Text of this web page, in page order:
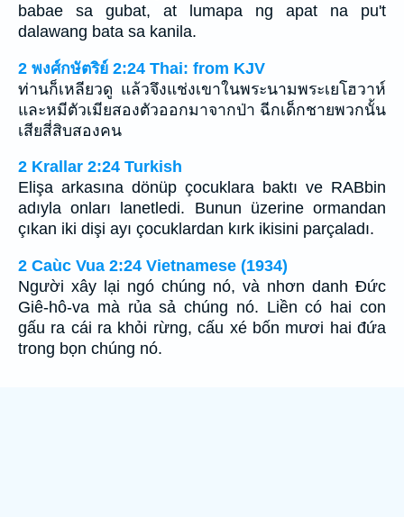
babae sa gubat, at lumapa ng apat na pu't
dalawang bata sa kanila.
2 พงศ์กษัตริย์ 2:24 Thai: from KJV
ท่านก็เหลียวดู แล้วจึงแช่งเขาในพระนามพระเยโฮวาห์
และหมีตัวเมียสองตัวออกมาจากป่า ฉีกเด็กชายพวกนั้น
เสียสี่สิบสองคน
2 Krallar 2:24 Turkish
Elişa arkasına dönüp çocuklara baktı ve RABbin
adıyla onları lanetledi. Bunun üzerine ormandan
çıkan iki dişi ayı çocuklardan kırk ikisini parçaladı.
2 Caùc Vua 2:24 Vietnamese (1934)
Người xây lại ngó chúng nó, và nhơn danh Ðức
Giê-hô-va mà rủa sả chúng nó. Liền có hai con
gấu ra cái ra khỏi rừng, cấu xé bốn mươi hai đứa
trong bọn chúng nó.